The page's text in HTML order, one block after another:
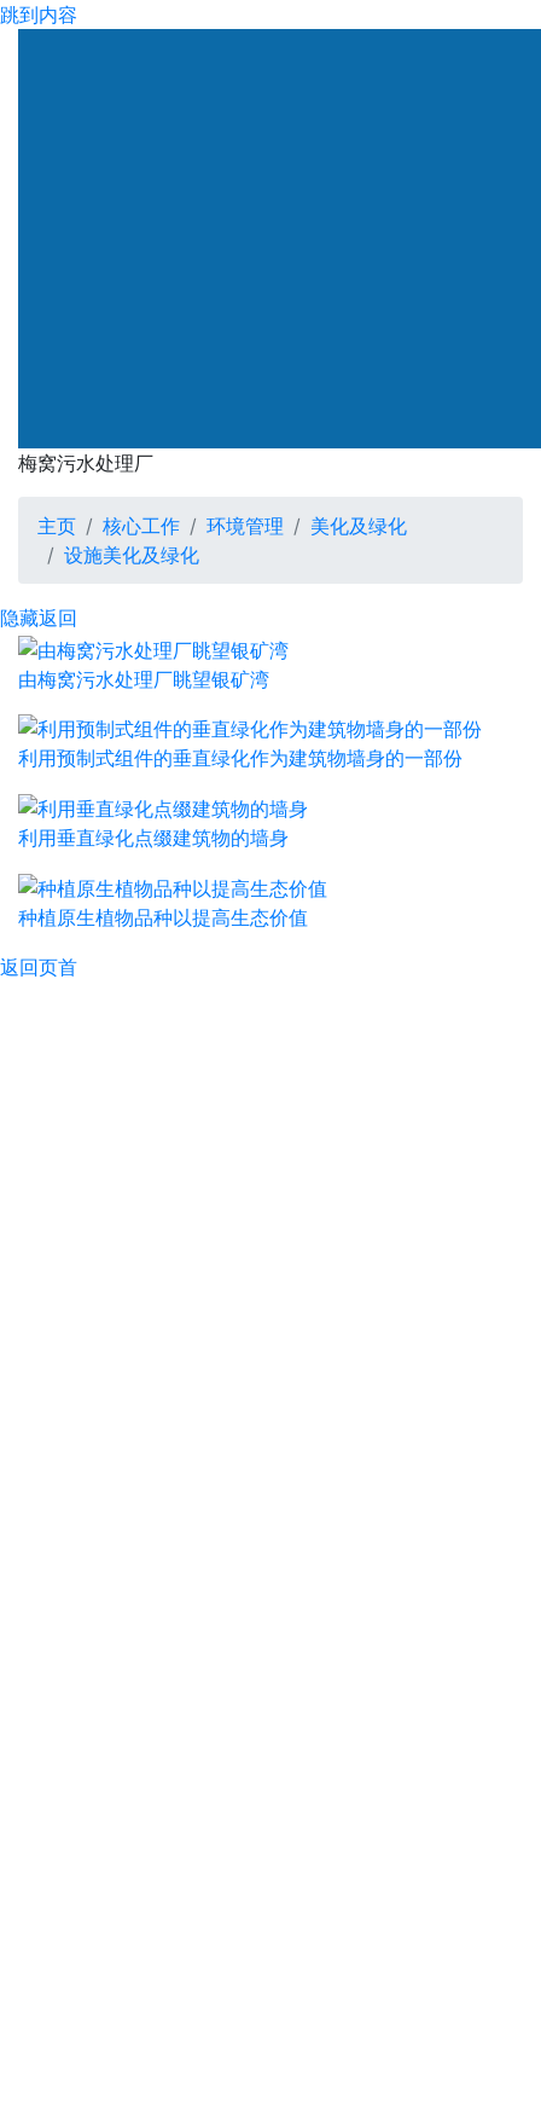
跳到内容
梅窝污水处理厂
梅窝污水处理厂
主页 核心工作 环境管理
美化及绿化
设施美化及绿化
隐藏返回
由梅窝污水处理厂眺望银矿湾
利用预制式组件的垂直绿化作为建筑物墙身的一部份
利用垂直绿化点缀建筑物的墙身
种植原生植物品种以提高生态价值
返回页首